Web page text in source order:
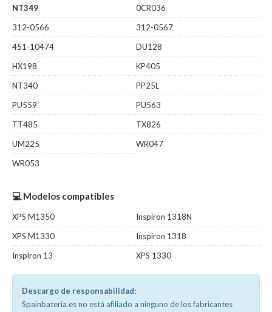
NT349
0CR036
312-0566
312-0567
451-10474
DU128
HX198
KP405
NT340
PP25L
PU559
PU563
TT485
TX826
UM225
WR047
WR053
💻 Modelos compatibles
XPS M1350
Inspiron 1318N
XPS M1330
Inspiron 1318
Inspiron 13
XPS 1330
Descargo de responsabilidad:
Spainbateria.es no está afiliado a ninguno de los fabricantes